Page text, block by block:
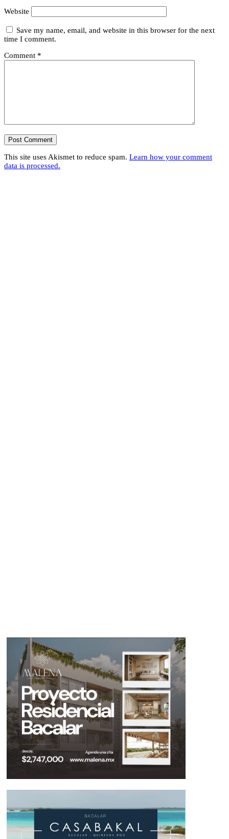
Website
Save my name, email, and website in this browser for the next
time I comment.
Comment *
This site uses Akismet to reduce spam. Learn how your comment
data is processed.